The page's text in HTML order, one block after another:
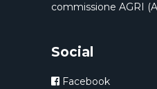
commissione AGRI
Social
Facebook